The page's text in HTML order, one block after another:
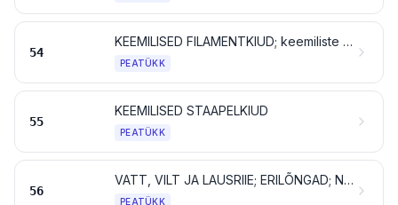
54
KEEMILISED FILAMENTKIUD; keemiliste tekstiilmaterjalide ribad jms vormid
PEATÜKK
55
KEEMILISED STAAPELKIUD
PEATÜKK
56
VATT, VILT JA LAUSRIIE; ERILÕNGAD; NÖÖRID, PAELAD, KÖIED JA TROSSID NING TOOTED NENDEST
PEATÜKK